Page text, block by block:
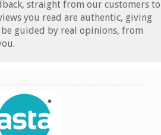
straight from our customers to
you read are authentic, giving
guided by real opinions, from